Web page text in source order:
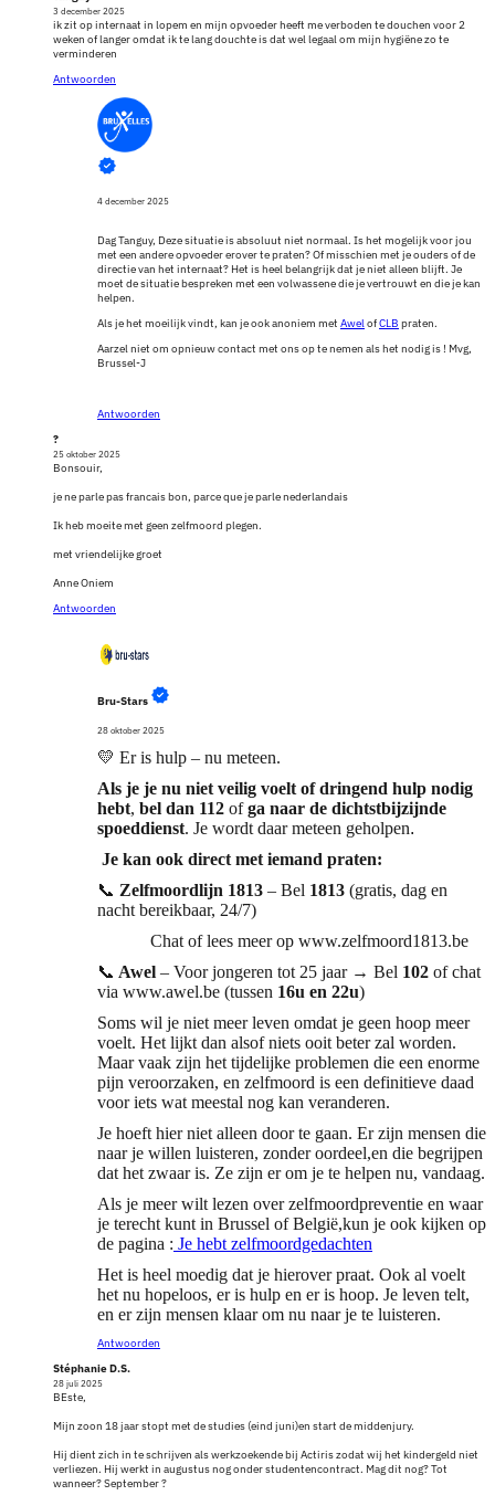
3 december 2025
ik zit op internaat in lopem en mijn opvoeder heeft me verboden te douchen voor 2
weken of langer omdat ik te lang douchte is dat wel legaal om mijn hygiëne zo te
verminderen
Antwoorden
4 december 2025
Dag Tanguy, Deze situatie is absoluut niet normaal. Is het mogelijk voor jou
met een andere opvoeder erover te praten? Of misschien met je ouders of de
directie van het internaat? Het is heel belangrijk dat je niet alleen blijft. Je
moet de situatie bespreken met een volwassene die je vertrouwt en die je kan
helpen.
Als je het moeilijk vindt, kan je ook anoniem met AwelofCLB praten.
Aarzel niet om opnieuw contact met ons op te nemen als het nodig is ! Mvg,
Brussel-J
Antwoorden
?
25 oktober 2025
Bonsouir,
je ne parle pas francais bon, parce que je parle nederlandais
Ik heb moeite met geen zelfmoord plegen.
met vriendelijke groet
Anne Oniem
Antwoorden
Bru-Stars
28 oktober 2025
💛 Er is hulp – nu meteen.
Als je je nu niet veilig voelt of dringend hulp nodig
hebt, bel dan 112 ofga naar de dichtstbijzijnde
spoeddienst. Je wordt daar meteen geholpen.
Je kan ook direct met iemand praten:
📞 Zelfmoordlijn 1813 – Bel 1813 (gratis, dag en
nacht bereikbaar, 24/7)
Chat of lees meer op www.zelfmoord1813.be
📞 Awel – Voor jongeren tot 25 jaar → Bel 102 of chat
via www.awel.be (tussen 16u en 22u)
Soms wil je niet meer leven omdat je geen hoop meer
voelt. Het lijkt dan alsof niets ooit beter zal worden.
Maar vaak zijn het tijdelijke problemen die een enorme
pijn veroorzaken, en zelfmoord is een definitieve daad
voor iets wat meestal nog kan veranderen.
Je hoeft hier niet alleen door te gaan. Er zijn mensen die
naar je willen luisteren, zonder oordeel,en die begrijpen
dat het zwaar is. Ze zijn er om je te helpen nu, vandaag.
Als je meer wilt lezen over zelfmoordpreventie en waar
je terecht kunt in Brussel of België,kun je ook kijken op
de pagina : Je hebt zelfmoordgedachten
Het is heel moedig dat je hierover praat. Ook al voelt
het nu hopeloos, er is hulp en er is hoop. Je leven telt,
en er zijn mensen klaar om nu naar je te luisteren.
Antwoorden
Stéphanie D.S.
28 juli 2025
BEste,
Mijn zoon 18 jaar stopt met de studies (eind juni)en start de middenjury.
Hij dient zich in te schrijven als werkzoekende bij Actiris zodat wij het kindergeld niet
verliezen. Hij werkt in augustus nog onder studentencontract. Mag dit nog? Tot
wanneer? September ?